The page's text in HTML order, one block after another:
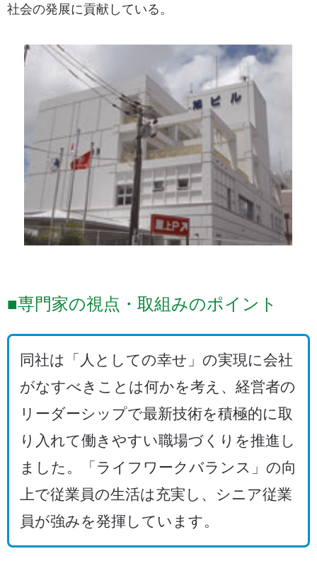
社会の発展に貢献している。
■専門家の視点・取組みのポイント
同社は「人としての幸せ」の実現に会社
がなすべきことは何かを考え、経営者の
リーダーシップで最新技術を積極的に取
り入れて働きやすい職場づくりを推進し
ました。「ライフワークバランス」の向
上で従業員の生活は充実し、シニア従業
員が強みを発揮しています。